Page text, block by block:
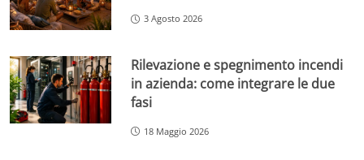
3 Agosto 2026
Rilevazione e spegnimento incendi
in azienda: come integrare le due
fasi
18 Maggio 2026